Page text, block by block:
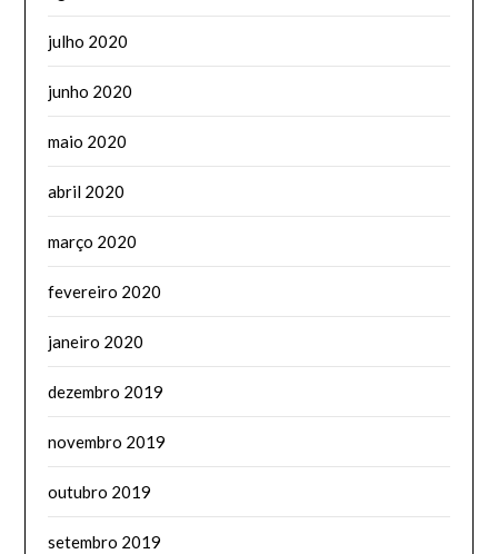
julho 2020
junho 2020
maio 2020
abril 2020
março 2020
fevereiro 2020
janeiro 2020
dezembro 2019
novembro 2019
outubro 2019
setembro 2019